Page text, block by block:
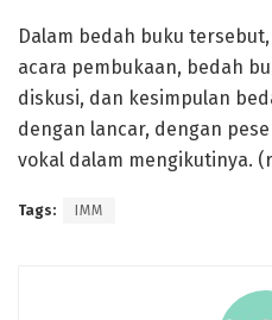
Dalam bedah buku
acara pembukaan, bedah
diskusi, dan kesimpulan
dengan lancar, dengan
vokal dalam mengikutinya.
Tags: IMM